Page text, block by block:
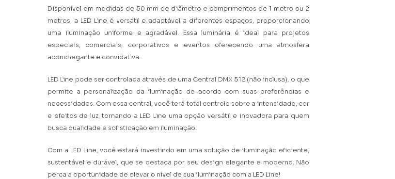
Disponível em medidas de 50 mm de diâmetro e comprimentos de 1 metro ou 2
metros, a LED Line é versátil e adaptável a diferentes espaços, proporcionando
uma iluminação uniforme e agradável. Essa luminária é ideal para projetos
especiais, comerciais, corporativos e eventos oferecendo uma atmosfera
aconchegante e convidativa.
LED Line pode ser controlada através de uma Central DMX 512 (não inclusa), o que
permite a personalização da iluminação de acordo com suas preferências e
necessidades. Com essa central, você terá total controle sobre a intensidade, cor
e efeitos de luz, tornando a LED Line uma opção versátil e inovadora para quem
busca qualidade e sofisticação em iluminação.
Com a LED Line, você estará investindo em uma solução de iluminação eficiente,
sustentável e durável, que se destaca por seu design elegante e moderno. Não
perca a oportunidade de elevar o nível de sua iluminação com a LED Line!